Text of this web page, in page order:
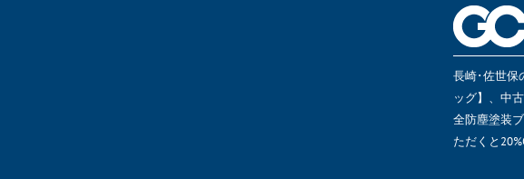
長崎･佐世保
ッグ】、中
全防塵塗装
ただくと